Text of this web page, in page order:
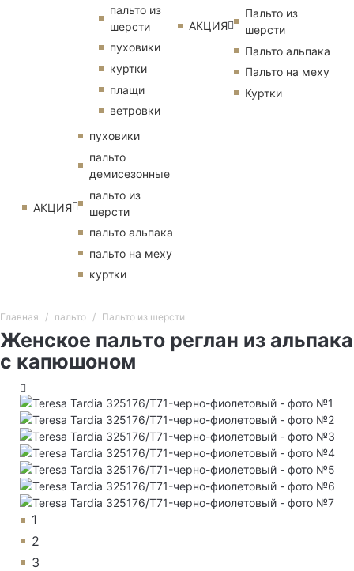
пальто из
шерсти
пуховики
куртки
плащи
ветровки
АКЦИЯ
пуховики
пальто
демисезонные
пальто из
шерсти
пальто альпака
пальто на меху
куртки
АКЦИЯ
Пальто из
шерсти
Пальто альпака
Пальто на меху
Куртки
Главная пальто Пальто из шерсти
Женское пальто реглан из альпака
с капюшоном
1
2
3